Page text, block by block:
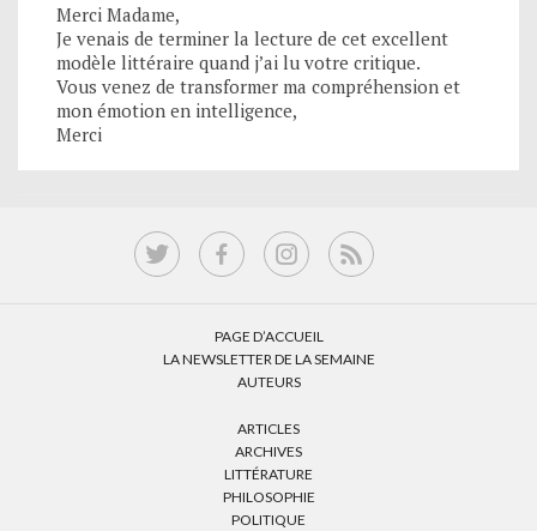
Merci Madame,
Je venais de terminer la lecture de cet excellent
modèle littéraire quand j’ai lu votre critique.
Vous venez de transformer ma compréhension et
mon émotion en intelligence,
Merci
PAGE D’ACCUEIL
LA NEWSLETTER DE LA SEMAINE
AUTEURS
ARTICLES
ARCHIVES
LITTÉRATURE
PHILOSOPHIE
POLITIQUE